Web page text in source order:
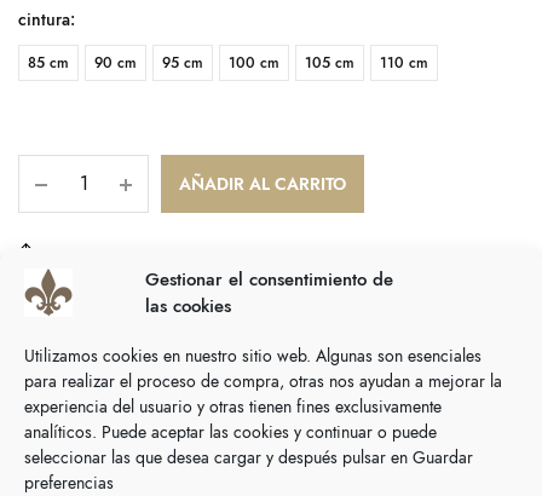
Gestionar el consentimiento de
las cookies
Utilizamos cookies en nuestro sitio web. Algunas son esenciales
para realizar el proceso de compra, otras nos ayudan a mejorar la
experiencia del usuario y otras tienen fines exclusivamente
analíticos. Puede aceptar las cookies y continuar o puede
seleccionar las que desea cargar y después pulsar en Guardar
preferencias
cintura:
85 cm 90 cm 95 cm 100 cm 105 cm 110 cm
AÑADIR AL CARRITO
SKU:N/D
Descripción
Información adicional